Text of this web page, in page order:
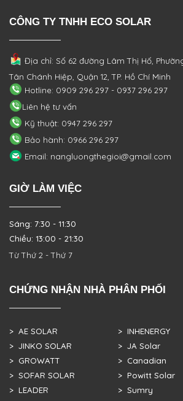
CÔNG TY TNHH ECO SOLAR
Địa chỉ: Số 62 đường Lâm Thị Hố,
Tân Chánh Hiệp, Quận 12, TP. Hồ Chí Minh
Hotline: 0909 296 297 - 0937 296 297
Liên hệ tư vấn
Kỹ thuật: 0947 296 297
Bảo hành: 0966 296 297
Email: nangluongthegioi@gmail.com
GIỜ LÀM VIỆC
Sáng: 7:30 - 11:30
Chiều: 13:00 - 21:30
Từ Thứ 2 - Thứ 7
CHỨNG NHẬN NHÀ PHÂN PHỐI
> AE SOLAR
> JINKO SOLAR
> GROWATT
> SOFAR SOLAR
> LEADER
> INHENERGY
> JA Solar
> Canadian
> Powitt Solar
> Sumry